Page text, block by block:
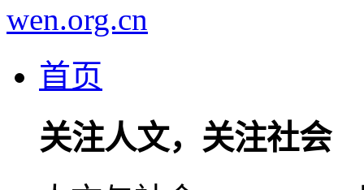
wen.org.cn
首页
关注人文，关注社会